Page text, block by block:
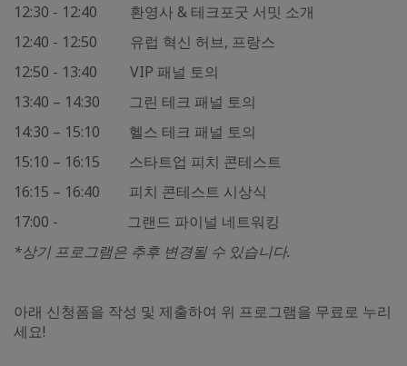
12:30 - 12:40 환영사 & 테크포굿 서밋 소개
12:40 - 12:50 유럽 혁신 허브, 프랑스
12:50 - 13:40 VIP 패널 토의
13:40 – 14:30 그린 테크 패널 토의
14:30 – 15:10 헬스 테크 패널 토의
15:10 – 16:15 스타트업 피치 콘테스트
16:15 – 16:40 피치 콘테스트 시상식
17:00 - 그랜드 파이널 네트워킹
*상기 프로그램은 추후 변경될 수 있습니다.
아래 신청폼을 작성 및 제출하여 위 프로그램을 무료로 누리
세요!